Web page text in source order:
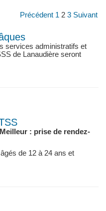
Précédent 1 2 3 Suivant
services administratifs et
de Lanaudière seront
: prise de rendez-
de 12 à 24 ans et